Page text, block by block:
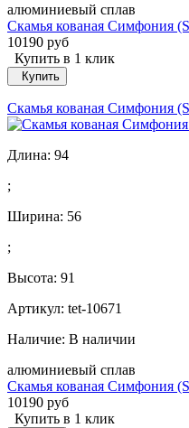
алюминиевый сплав
Скамья кованая Симфония
10190 руб
Купить в 1 клик
Купить
Скамья кованая Симфония
Длина: 94
;
Ширина: 56
;
Высота: 91
Артикул: tet-10671
Наличие: В наличии
алюминиевый сплав
Скамья кованая Симфония
10190 руб
Купить в 1 клик